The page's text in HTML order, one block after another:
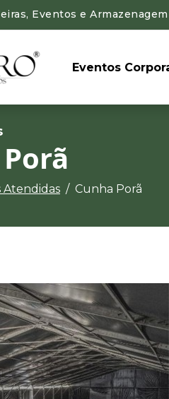
Eventos e
Eventos
Atendidas Cunha Porã